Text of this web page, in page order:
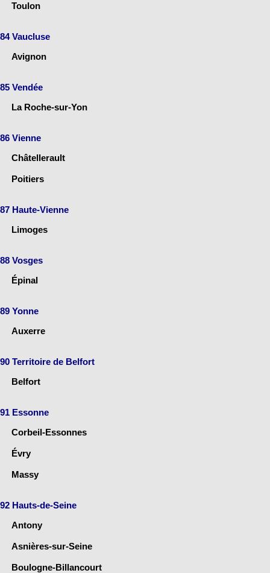
Toulon
84 Vaucluse
Avignon
85 Vendée
La Roche-sur-Yon
86 Vienne
Châtellerault
Poitiers
87 Haute-Vienne
Limoges
88 Vosges
Épinal
89 Yonne
Auxerre
90 Territoire de Belfort
Belfort
91 Essonne
Corbeil-Essonnes
Évry
Massy
92 Hauts-de-Seine
Antony
Asnières-sur-Seine
Boulogne-Billancourt